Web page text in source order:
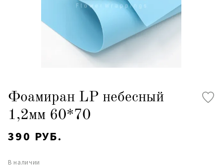
Фоамиран LP небесный
1,2мм 60*70
390 РУБ.
В наличии